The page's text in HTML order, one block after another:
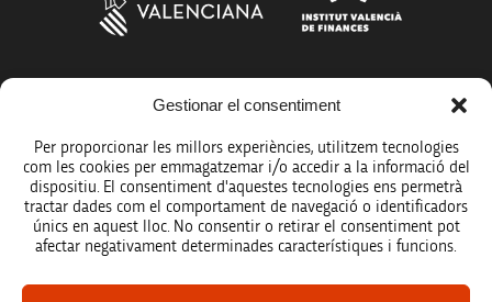
Gestionar el consentiment
Per proporcionar les millors experiències, utilitzem tecnologies
com les cookies per emmagatzemar i/o accedir a la informació del
dispositiu. El consentiment d'aquestes tecnologies ens permetrà
tractar dades com el comportament de navegació o identificadors
únics en aquest lloc. No consentir o retirar el consentiment pot
afectar negativament determinades característiques i funcions.
Més organismes de suport a la innovació
Avís legal
Política de protecció de dades